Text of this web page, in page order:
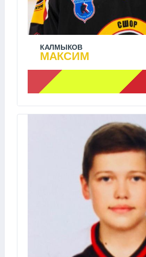
КАЛМЫКОВ
МАКСИМ